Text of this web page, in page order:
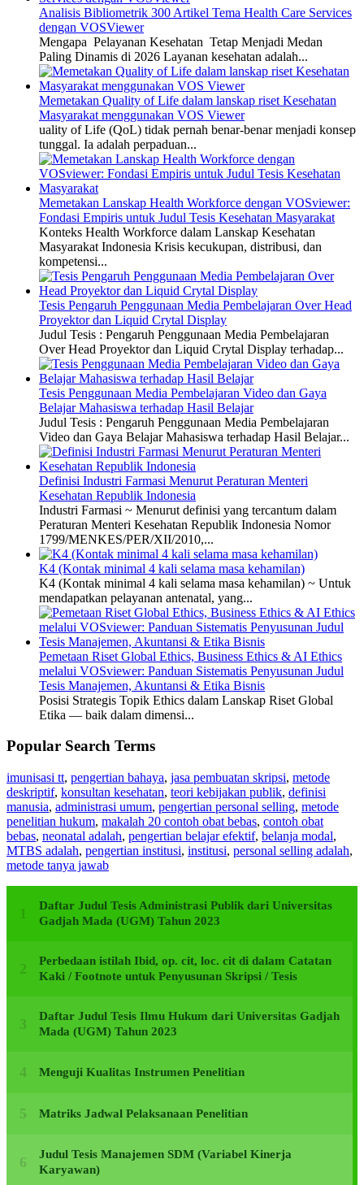
Analisis Bibliometrik 300 Artikel Tema Health Care Services
dengan VOSViewer
Mengapa Pelayanan Kesehatan Tetap Menjadi Medan
Paling Dinamis di 2026 Layanan kesehatan adalah...
Memetakan Quality of Life dalam lanskap riset Kesehatan
Masyarakat menggunakan VOS Viewer
uality of Life (QoL) tidak pernah benar-benar menjadi konsep
tunggal. Ia adalah perpaduan...
Memetakan Lanskap Health Workforce dengan VOSviewer:
Fondasi Empiris untuk Judul Tesis Kesehatan Masyarakat
Konteks Health Workforce dalam Lanskap Kesehatan
Masyarakat Indonesia Krisis kecukupan, distribusi, dan
kompetensi...
Tesis Pengaruh Penggunaan Media Pembelajaran Over Head
Proyektor dan Liquid Crytal Display
Judul Tesis : Pengaruh Penggunaan Media Pembelajaran
Over Head Proyektor dan Liquid Crytal Display terhadap...
Tesis Penggunaan Media Pembelajaran Video dan Gaya
Belajar Mahasiswa terhadap Hasil Belajar
Judul Tesis : Pengaruh Penggunaan Media Pembelajaran
Video dan Gaya Belajar Mahasiswa terhadap Hasil Belajar...
Definisi Industri Farmasi Menurut Peraturan Menteri
Kesehatan Republik Indonesia
Industri Farmasi ~ Menurut definisi yang tercantum dalam
Peraturan Menteri Kesehatan Republik Indonesia Nomor
1799/MENKES/PER/XII/2010,...
K4 (Kontak minimal 4 kali selama masa kehamilan)
K4 (Kontak minimal 4 kali selama masa kehamilan) ~ Untuk
mendapatkan pelayanan antenatal, yang...
Pemetaan Riset Global Ethics, Business Ethics & AI Ethics
melalui VOSviewer: Panduan Sistematis Penyusunan Judul
Tesis Manajemen, Akuntansi & Etika Bisnis
Posisi Strategis Topik Ethics dalam Lanskap Riset Global
Etika — baik dalam dimensi...
Popular Search Terms
imunisasi tt, pengertian bahaya, jasa pembuatan skripsi, metode
deskriptif, konsultan kesehatan, teori kebijakan publik, definisi
manusia, administrasi umum, pengertian personal selling, metode
penelitian hukum, makalah 20 contoh obat bebas, contoh obat
bebas, neonatal adalah, pengertian belajar efektif, belanja modal,
MTBS adalah, pengertian institusi, institusi, personal selling adalah,
metode tanya jawab
Daftar Judul Tesis Administrasi Publik dari Universitas
Gadjah Mada (UGM) Tahun 2023
Perbedaan istilah Ibid, op. cit, loc. cit di dalam Catatan
Kaki / Footnote untuk Penyusunan Skripsi / Tesis
Daftar Judul Tesis Ilmu Hukum dari Universitas Gadjah
Mada (UGM) Tahun 2023
Menguji Kualitas Instrumen Penelitian
Matriks Jadwal Pelaksanaan Penelitian
Judul Tesis Manajemen SDM (Variabel Kinerja
Karyawan)